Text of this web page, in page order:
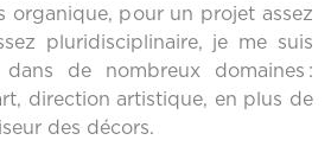
organique, pour un projet assez
pluridisciplinaire, je me suis
de nombreux domaines :
direction artistique, en plus de
des décors.